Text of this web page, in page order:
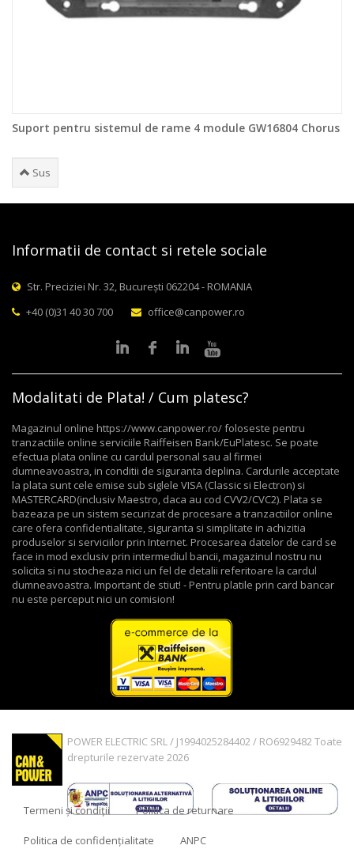
Suport pentru sistemul de rame 4 module GW16804 Chorus
Sus
Informatii de contact si retele sociale
Str. Preciziei Nr. 32, București 062204 - ROMANIA
+40 (0)31 40 30 700
office@canpower.ro
Modalitati de Plata! / Cum platesc?
Magazinul online https://www.canpower.ro/ foloseste pentru
tranzactiile online serviciile Raiffeisen Bank/EuPlatesc. Se poate
efectua plata online cu cardul personal sau al firmei
dumneavoastra, in conditii de siguranta deplina. Cardurile acceptate
la plata sunt cele emise sub siglele VISA (Classic si Electron) si
MASTERCARD(inclusiv Maestro, daca au cod CVV2/CVC2). Plata se
bazeaza pe un sistem securizat de procesare a tranzactiilor online
care ofera confidentialitate, siguranta si simplitate in achizitia
produselor si serviciilor prin Internet. Procesarea datelor de card se
face in mod exclusiv prin intermediul bancii, magazinul nostru nu
solicita si nu stocheaza nici un fel de detalii referitoare la cardul
dumneavoastra. Important de stiut! - Pentru platile prin card bancar
nu este perceput nici un comision!
POWER ELECTRIC SRL / J1994025284402 / RO6929482 Toate
drepturile rezervate 2026
Termeni și condiții Politica de returnare
Politica de confidențialitate ANPC